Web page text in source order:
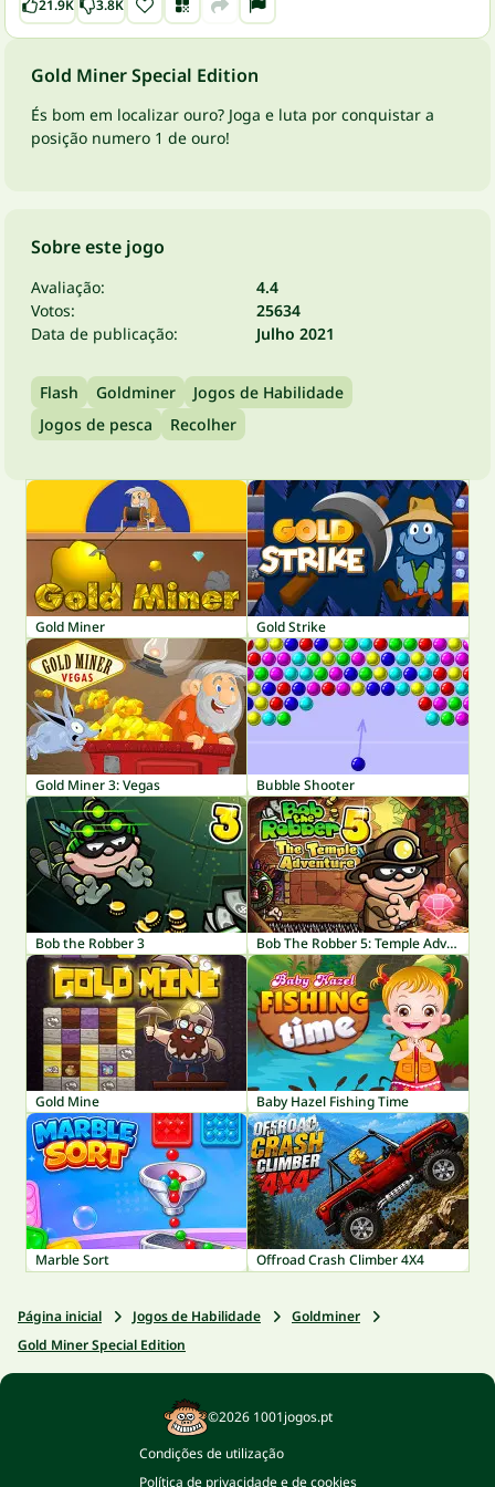
21.9K 3.8K
Gold Miner Special Edition
És bom em localizar ouro? Joga e luta por conquistar a
posição numero 1 de ouro!
Sobre este jogo
Avaliação:
4.4
Votos:
25634
Data de publicação:
Julho 2021
Flash Goldminer
Jogos de Habilidade
Jogos de pesca
Recolher
Gold Miner Gold Strike
Gold Miner 3: Vegas Bubble Shooter
Bob the Robber 3 Bob The Robber 5: Temple Adventure
Gold Mine Baby Hazel Fishing Time
Marble Sort Offroad Crash Climber 4X4
Página inicial Jogos de Habilidade
Goldminer
Gold Miner Special Edition
©2026 1001jogos.pt
Condições de utilização
Política de privacidade e de cookies